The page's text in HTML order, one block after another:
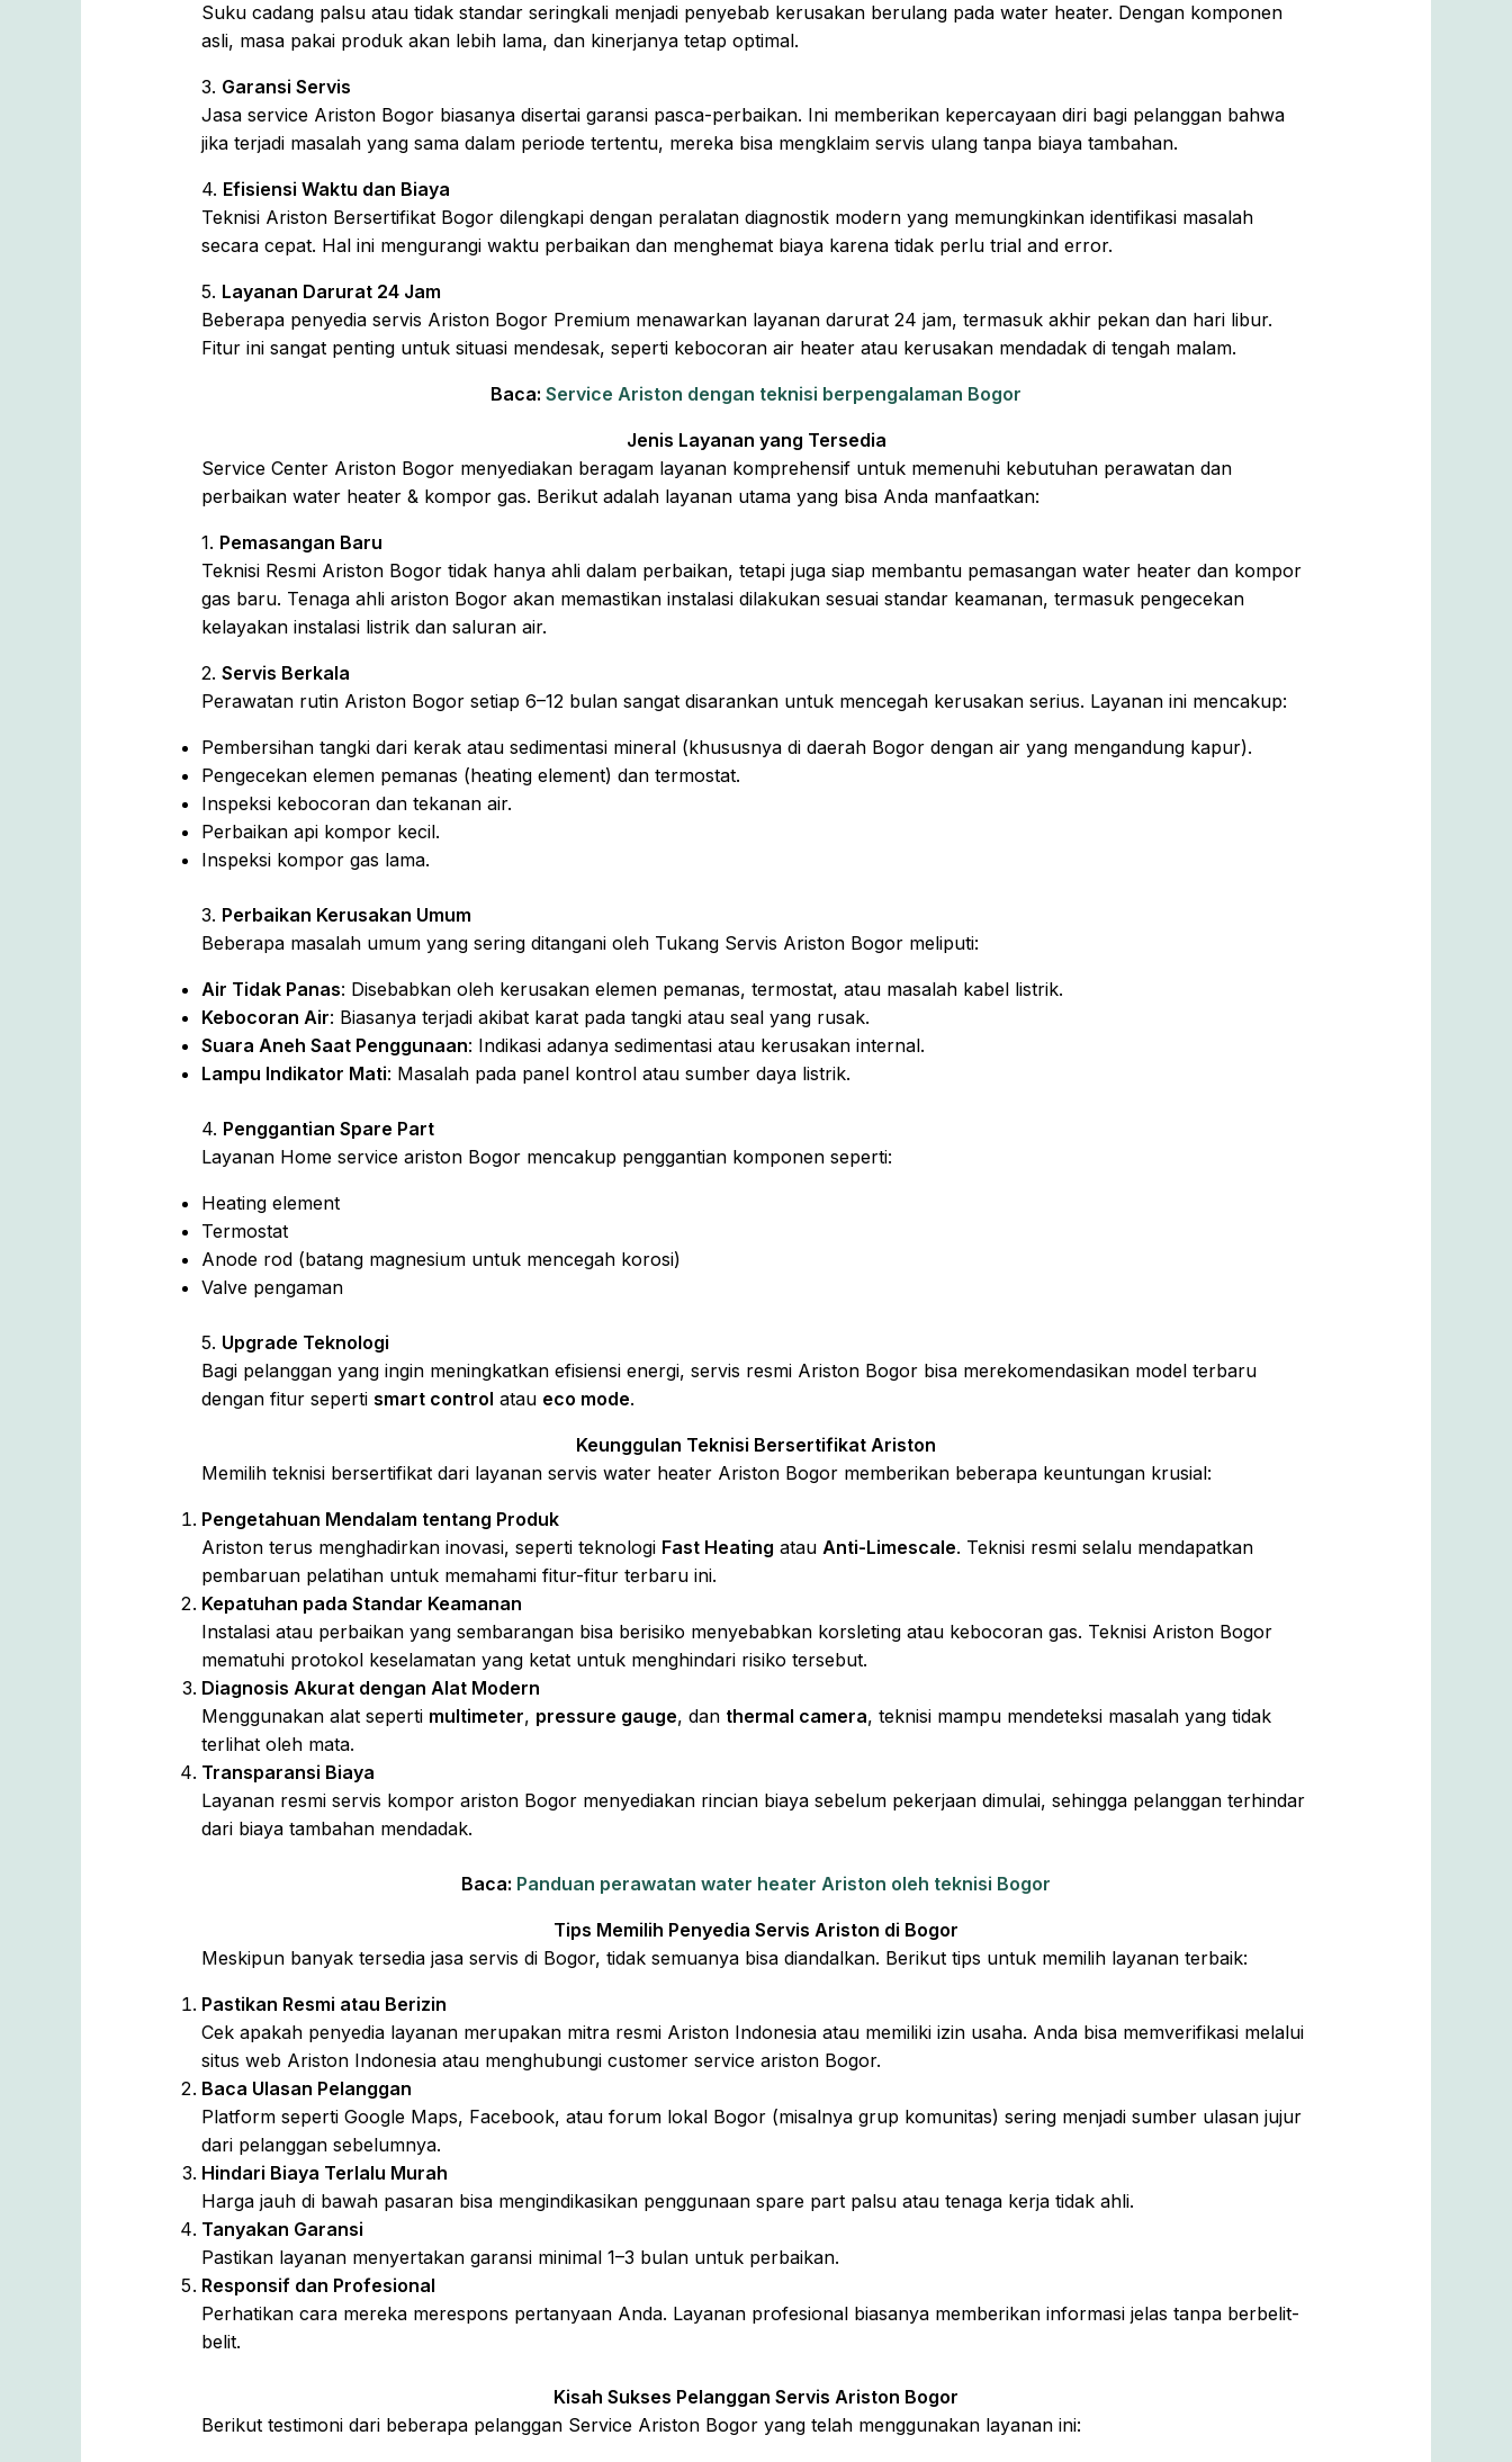
Suku cadang palsu atau tidak standar seringkali menjadi penyebab kerusakan berulang pada water heater. Dengan komponen
asli, masa pakai produk akan lebih lama, dan kinerjanya tetap optimal.
3. Garansi Servis
Jasa service Ariston Bogor biasanya disertai garansi pasca-perbaikan. Ini memberikan kepercayaan diri bagi pelanggan bahwa
jika terjadi masalah yang sama dalam periode tertentu, mereka bisa mengklaim servis ulang tanpa biaya tambahan.
4. Efisiensi Waktu dan Biaya
Teknisi Ariston Bersertifikat Bogor dilengkapi dengan peralatan diagnostik modern yang memungkinkan identifikasi masalah
secara cepat. Hal ini mengurangi waktu perbaikan dan menghemat biaya karena tidak perlu trial and error.
5. Layanan Darurat 24 Jam
Beberapa penyedia servis Ariston Bogor Premium menawarkan layanan darurat 24 jam, termasuk akhir pekan dan hari libur.
Fitur ini sangat penting untuk situasi mendesak, seperti kebocoran air heater atau kerusakan mendadak di tengah malam.
Baca: Service Ariston dengan teknisi berpengalaman Bogor
Jenis Layanan yang Tersedia
Service Center Ariston Bogor menyediakan beragam layanan komprehensif untuk memenuhi kebutuhan perawatan dan
perbaikan water heater & kompor gas. Berikut adalah layanan utama yang bisa Anda manfaatkan:
1. Pemasangan Baru
Teknisi Resmi Ariston Bogor tidak hanya ahli dalam perbaikan, tetapi juga siap membantu pemasangan water heater dan kompor
gas baru. Tenaga ahli ariston Bogor akan memastikan instalasi dilakukan sesuai standar keamanan, termasuk pengecekan
kelayakan instalasi listrik dan saluran air.
2. Servis Berkala
Perawatan rutin Ariston Bogor setiap 6–12 bulan sangat disarankan untuk mencegah kerusakan serius. Layanan ini mencakup:
Pembersihan tangki dari kerak atau sedimentasi mineral (khususnya di daerah Bogor dengan air yang mengandung kapur).
Pengecekan elemen pemanas (heating element) dan termostat.
Inspeksi kebocoran dan tekanan air.
Perbaikan api kompor kecil.
Inspeksi kompor gas lama.
3. Perbaikan Kerusakan Umum
Beberapa masalah umum yang sering ditangani oleh Tukang Servis Ariston Bogor meliputi:
Air Tidak Panas: Disebabkan oleh kerusakan elemen pemanas, termostat, atau masalah kabel listrik.
Kebocoran Air: Biasanya terjadi akibat karat pada tangki atau seal yang rusak.
Suara Aneh Saat Penggunaan: Indikasi adanya sedimentasi atau kerusakan internal.
Lampu Indikator Mati: Masalah pada panel kontrol atau sumber daya listrik.
4. Penggantian Spare Part
Layanan Home service ariston Bogor mencakup penggantian komponen seperti:
Heating element
Termostat
Anode rod (batang magnesium untuk mencegah korosi)
Valve pengaman
5. Upgrade Teknologi
Bagi pelanggan yang ingin meningkatkan efisiensi energi, servis resmi Ariston Bogor bisa merekomendasikan model terbaru
dengan fitur seperti smart control atau eco mode.
Keunggulan Teknisi Bersertifikat Ariston
Memilih teknisi bersertifikat dari layanan servis water heater Ariston Bogor memberikan beberapa keuntungan krusial:
Pengetahuan Mendalam tentang Produk
Ariston terus menghadirkan inovasi, seperti teknologi Fast Heating atau Anti-Limescale. Teknisi resmi selalu mendapatkan
pembaruan pelatihan untuk memahami fitur-fitur terbaru ini.
Kepatuhan pada Standar Keamanan
Instalasi atau perbaikan yang sembarangan bisa berisiko menyebabkan korsleting atau kebocoran gas. Teknisi Ariston Bogor
mematuhi protokol keselamatan yang ketat untuk menghindari risiko tersebut.
Diagnosis Akurat dengan Alat Modern
Menggunakan alat seperti multimeter, pressure gauge, dan thermal camera, teknisi mampu mendeteksi masalah yang tidak
terlihat oleh mata.
Transparansi Biaya
Layanan resmi servis kompor ariston Bogor menyediakan rincian biaya sebelum pekerjaan dimulai, sehingga pelanggan terhindar
dari biaya tambahan mendadak.
Baca: Panduan perawatan water heater Ariston oleh teknisi Bogor
Tips Memilih Penyedia Servis Ariston di Bogor
Meskipun banyak tersedia jasa servis di Bogor, tidak semuanya bisa diandalkan. Berikut tips untuk memilih layanan terbaik:
Pastikan Resmi atau Berizin
Cek apakah penyedia layanan merupakan mitra resmi Ariston Indonesia atau memiliki izin usaha. Anda bisa memverifikasi melalui
situs web Ariston Indonesia atau menghubungi customer service ariston Bogor.
Baca Ulasan Pelanggan
Platform seperti Google Maps, Facebook, atau forum lokal Bogor (misalnya grup komunitas) sering menjadi sumber ulasan jujur
dari pelanggan sebelumnya.
Hindari Biaya Terlalu Murah
Harga jauh di bawah pasaran bisa mengindikasikan penggunaan spare part palsu atau tenaga kerja tidak ahli.
Tanyakan Garansi
Pastikan layanan menyertakan garansi minimal 1–3 bulan untuk perbaikan.
Responsif dan Profesional
Perhatikan cara mereka merespons pertanyaan Anda. Layanan profesional biasanya memberikan informasi jelas tanpa berbelit-
belit.
Kisah Sukses Pelanggan Servis Ariston Bogor
Berikut testimoni dari beberapa pelanggan Service Ariston Bogor yang telah menggunakan layanan ini: